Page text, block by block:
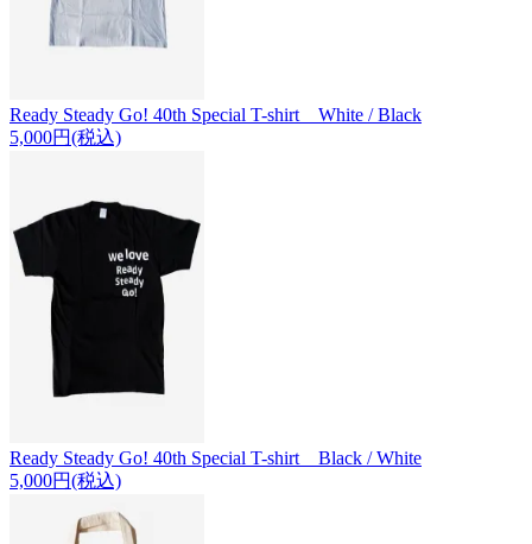
Ready Steady Go! 40th Special T-shirt White / Black
5,000円(税込)
Ready Steady Go! 40th Special T-shirt Black / White
5,000円(税込)